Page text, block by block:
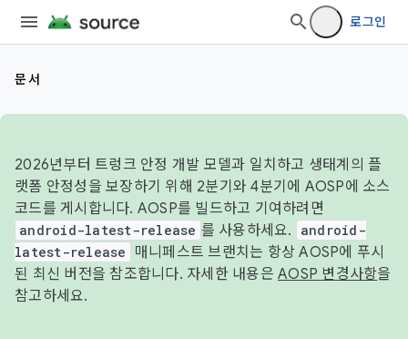
로그인
문서
2026년부터 트렁크 안정 개발 모델과 일치하고 생태계의 플
랫폼 안정성을 보장하기 위해 2분기와 4분기에 AOSP에 소스
코드를 게시합니다. AOSP를 빌드하고 기여하려면
android-latest-release 를 사용하세요.
android-
latest-release
매니페스트 브랜치는 항상 AOSP에 푸시
된 최신 버전을 참조합니다. 자세한 내용은 AOSP 변경사항을
참고하세요.